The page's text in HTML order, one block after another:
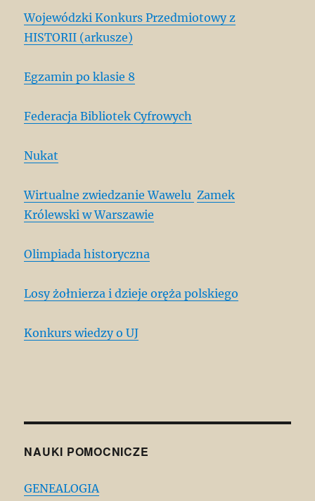
Wojewódzki Konkurs Przedmiotowy z
HISTORII (arkusze)
Egzamin po klasie 8
Federacja Bibliotek Cyfrowych
Nukat
Wirtualne zwiedzanie Wawelu Zamek
Królewski w Warszawie
Olimpiada historyczna
Losy żołnierza i dzieje oręża polskiego
Konkurs wiedzy o UJ
NAUKI POMOCNICZE
GENEALOGIA